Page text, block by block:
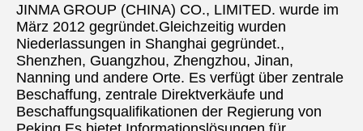
JINMA GROUP (CHINA) CO., LIMITED. wurde im
März 2012 gegründet.Gleichzeitig wurden
Niederlassungen in Shanghai gegründet.,
Shenzhen, Guangzhou, Zhengzhou, Jinan,
Nanning und andere Orte. Es verfügt über zentrale
Beschaffung, zentrale Direktverkäufe und
Beschaffungsqualifikationen der Regierung von